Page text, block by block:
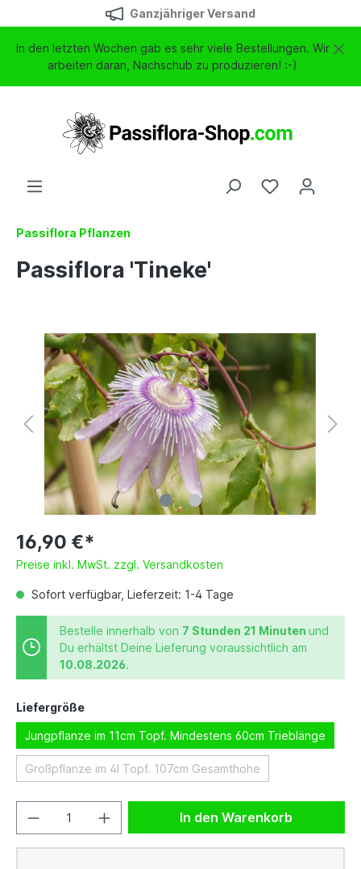
Ganzjähriger Versand
In den letzten Wochen gab es sehr viele Bestellungen. Wir
arbeiten daran, Nachschub zu produzieren! :-)
Passiflora Pflanzen
Passiflora 'Tineke'
16,90 €*
Preise inkl. MwSt. zzgl. Versandkosten
Sofort verfügbar, Lieferzeit: 1-4 Tage
Bestelle innerhalb von 7 Stunden 21 Minuten und
Du erhältst Deine Lieferung voraussichtlich am
10.08.2026.
Liefergröße
Jungpflanze im 11cm Topf. Mindestens 60cm Trieblänge
Großpflanze im 4l Topf. 107cm Gesamthöhe
In den Warenkorb